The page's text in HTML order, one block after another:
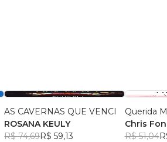
AS CAVERNAS QUE VENCI
ROSANA KEULY
R$ 74,69R$ 59,13
Querida
Chris
R$ 51,04